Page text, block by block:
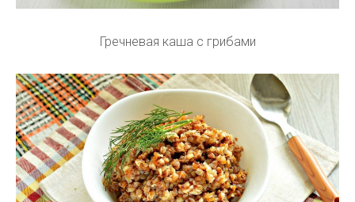
Гречневая каша с грибами